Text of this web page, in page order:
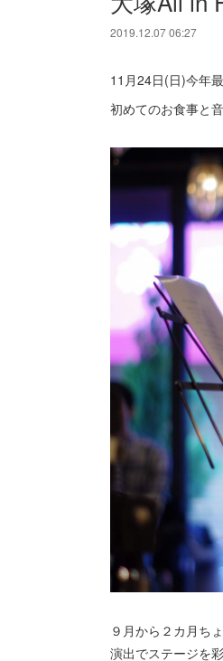
2019.12.07 06:27
11月24日(日)今年
初めてのお食事と
９月から２カ月ち
演出でステージを